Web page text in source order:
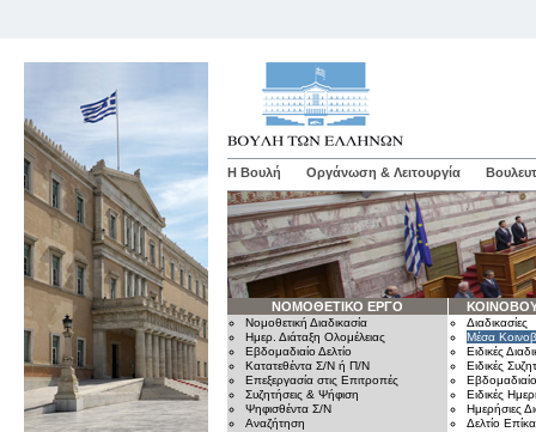
Η Βουλή Οργάνωση & Λειτουργία
ΝΟΜΟΘΕΤΙΚΟ ΕΡΓΟ
Νομοθετική Διαδικασία
Ημερ. Διάταξη Ολομέλειας
Εβδομαδιαίο Δελτίο
Κατατεθέντα Σ/Ν ή Π/Ν
Επεξεργασία στις Επιτροπές
Συζητήσεις & Ψήφιση
Ψηφισθέντα Σ/Ν
Αναζήτηση
Διαδικασίες
Μέσα
Ειδικές
Ειδικές
Εβδομαδιαίο
Ειδικές
Ημερήσιες
Δελτίο